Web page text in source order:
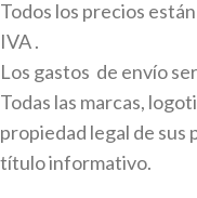
Todos los precios
IVA .
Los gastos de envío
Todas las marcas,
propiedad legal de sus
título informativo.